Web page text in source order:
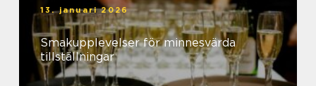
13. januari 2026
Smakupplevelser för minnesvärda
tillställningar